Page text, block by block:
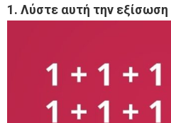
1. Λύστε αυτή την εξίσωση